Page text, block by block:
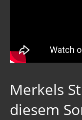
Merkels
diesem